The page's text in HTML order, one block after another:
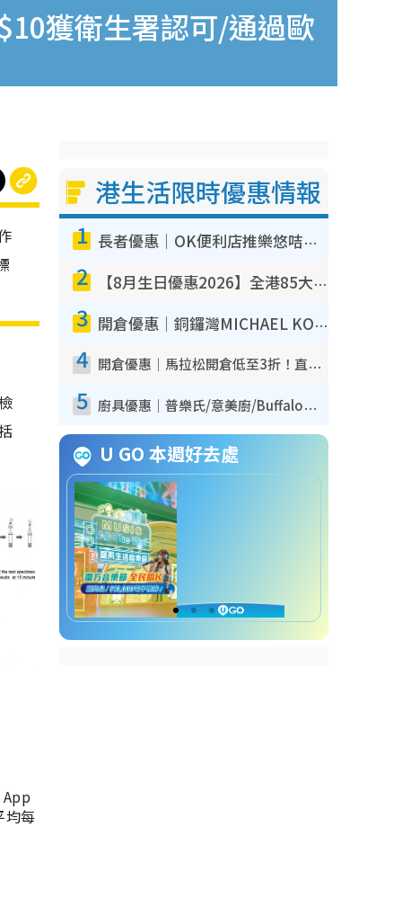
獲衛生署認可/通過歐
均每
港生活限時優惠情報
1 長者優惠｜OK便利店推樂悠咭優惠！買麵包/牛奶/保健品拍卡即減
2 【8月生日優惠2026】全港85大食買玩著數攻略 自助餐/火鍋放題同行免費＋誠品/DONKI送現金券
3 開倉優惠｜銅鑼灣MICHAEL KORS開倉低至17折！直擊$500起買手袋/銀包/鞋款 必買經典Jet Set系列
4 開倉優惠｜馬拉松開倉低至3折！直擊$99起買adidas／New Balance／Puma鞋款 STANLEY保溫杯劈價至$119起
5 廚具優惠｜普樂氏/意美廚/Buffalo廚具低至3折！$89起買煎鍋／炒鑊／個人鍋 同場小家電激減至$99起
U GO 本週好去處